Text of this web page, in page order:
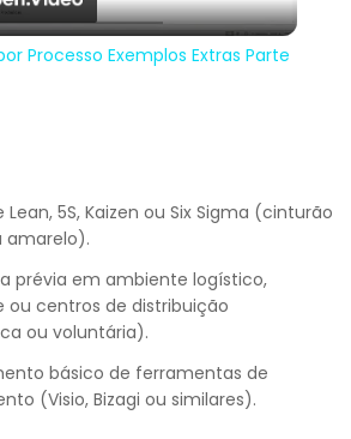
Video
Processo Exemplos Extras Parte
Lean, 5S, Kaizen ou Six Sigma (cinturão
amarelo).
prévia em ambiente logístico,
ou centros de distribuição
ou voluntária).
básico de ferramentas de
(Visio, Bizagi ou similares).